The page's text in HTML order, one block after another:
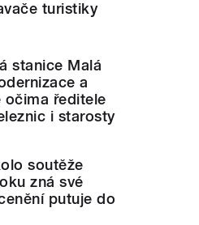
turistiky
stanice Malá
a
očima ředitele
i starosty
soutěže
zná své
putuje do